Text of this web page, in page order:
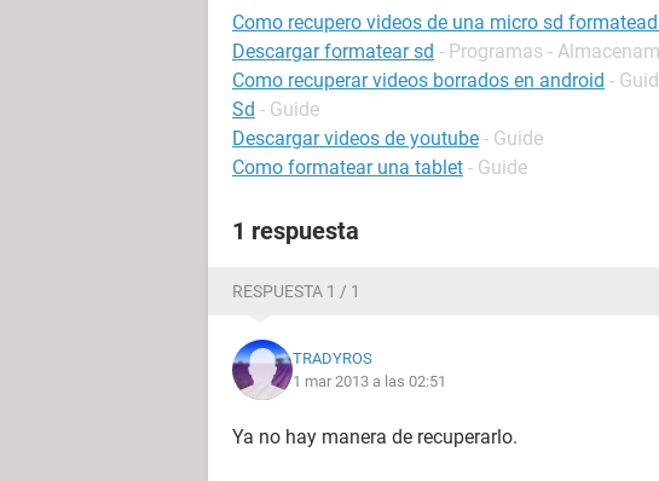
Como recupero videos de una micro sd
Descargar formatear sd - Programas -
Como recuperar videos borrados en android -
Sd - Guide
Descargar videos de youtube - Guide
Como formatear una tablet - Guide
1 respuesta
RESPUESTA 1 / 1
TRADYROS
1 mar 2013 a las 02:51
Ya no hay manera de recuperarlo.